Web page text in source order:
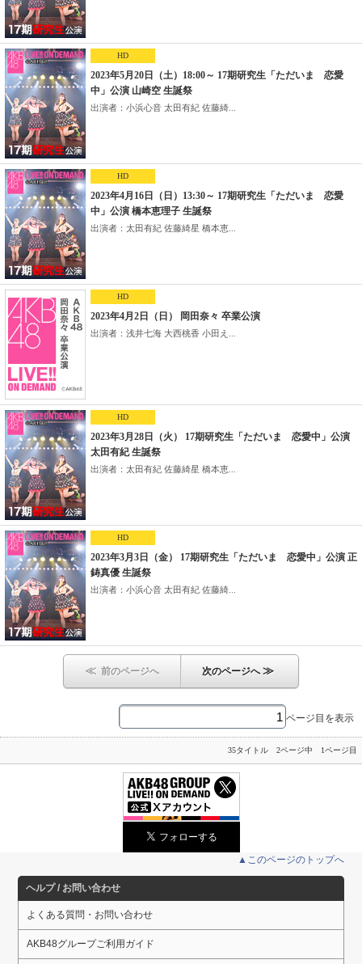
HD
2023年5月20日（土）18:00～ 17期研究生「ただいま 恋愛
中」公演 山崎空 生誕祭
出演者：小浜心音 太田有紀 佐藤綺...
HD
2023年4月16日（日）13:30～ 17期研究生「ただいま 恋愛
中」公演 橋本恵理子 生誕祭
出演者：太田有紀 佐藤綺星 橋本恵...
HD
2023年4月2日（日） 岡田奈々 卒業公演
出演者：浅井七海 大西桃香 小田え...
HD
2023年3月28日（火） 17期研究生「ただいま 恋愛中」公演
太田有紀 生誕祭
出演者：太田有紀 佐藤綺星 橋本恵...
HD
2023年3月3日（金） 17期研究生「ただいま 恋愛中」公演 正
鋳真優 生誕祭
出演者：小浜心音 太田有紀 佐藤綺...
≪ 前のページへ 次のページへ≫
ページ目を表示
35タイトル 2ページ中 1ページ目
▲このページのトップへ
ヘルプ / お問い合わせ
よくある質問・お問い合わせ
AKB48グループご利用ガイド